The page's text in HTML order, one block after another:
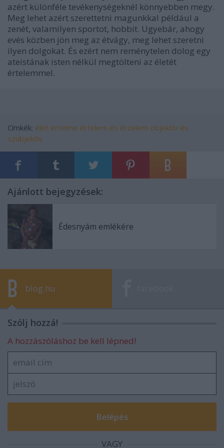
azért különféle tevékenységeknél könnyebben megy.
Meg lehet azért szerettetni magunkkal például a
zenét, valamilyen sportot, hobbit. Ugyebár, ahogy
evés közben jön meg az étvágy, meg lehet szeretni
ilyen dolgokat. És ezért nem reménytelen dolog egy
ateistának isten nélkül megtölteni az életét
értelemmel.
Címkék: élet értelme értelem és érzelem objektív és
szubjektív
Ajánlott bejegyzések:
Édesnyám emlékére
blog.hu
Szólj hozzá!
A hozzászóláshoz be kell lépned!
VAGY